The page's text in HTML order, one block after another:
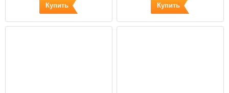
Купить Купить